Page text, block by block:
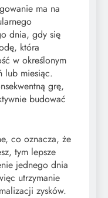
ma na
dnia, gdy się
która
w określonym
lub miesiąc.
grę,
budować
co oznacza, że
tym lepsze
jednego dnia
utrzymanie
zysków.